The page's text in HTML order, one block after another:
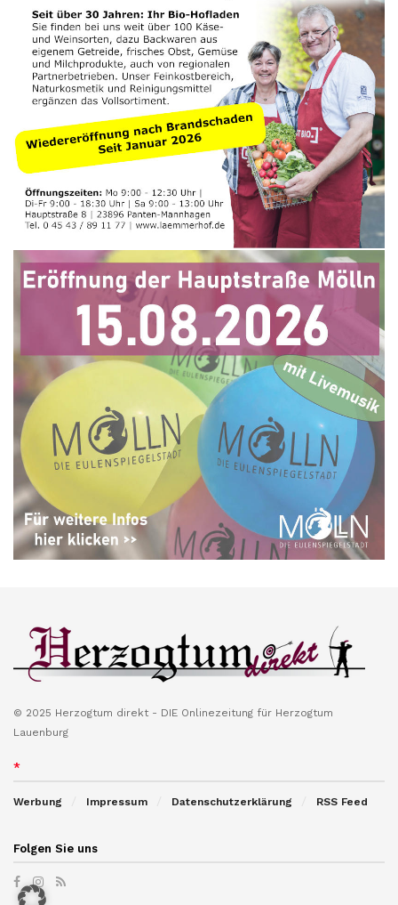
© 2025 Herzogtum direkt - DIE Onlinezeitung für Herzogtum
Lauenburg
*
Werbung Impressum Datenschutzerklärung RSS Feed
Folgen Sie uns